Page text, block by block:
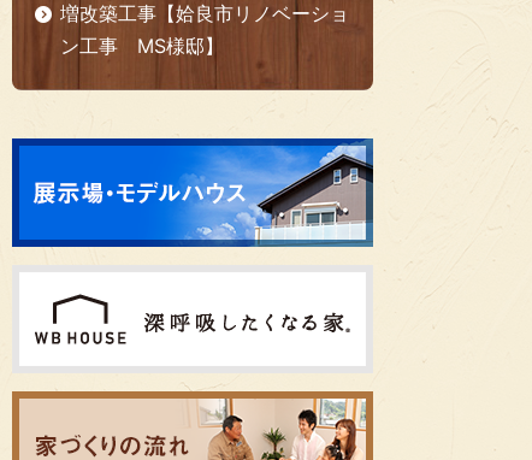
増改築工事【姶良市リノベーショ
ン工事 MS様邸】